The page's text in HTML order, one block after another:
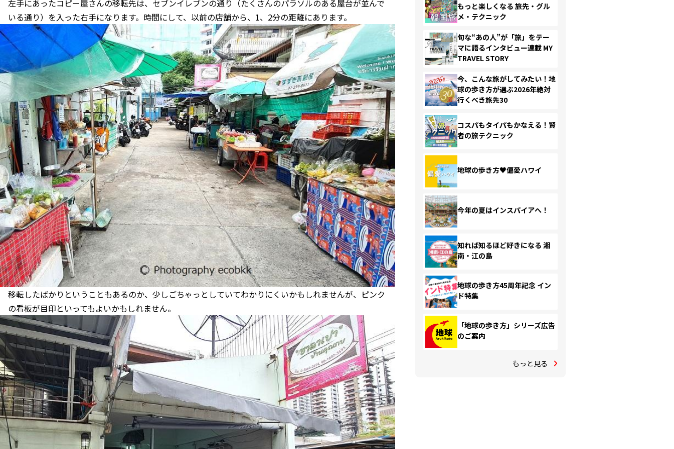
左手にあったコピー屋さんの移転先は、セブンイレブンの通り（たくさんのパラソルのある屋台が並んで
いる通り）を入った右手になります。時間にして、以前の店舗から、1、2分の距離にあります。
移転したばかりということもあるのか、少しごちゃっとしていてわかりにくいかもしれませんが、ピンク
の看板が目印といってもよいかもしれません。
もっと楽しくなる 旅先・グル
メ・テクニック
旬な“あの人”が「旅」をテー
マに語るインタビュー連載 MY
TRAVEL STORY
今、こんな旅がしてみたい！地
球の歩き方が選ぶ2026年絶対
行くべき旅先30
コスパもタイパもかなえる！賢
者の旅テクニック
地球の歩き方♥偏愛ハワイ
今年の夏はインスパイアへ！
知れば知るほど好きになる 湘
南・江の島
地球の歩き方45周年記念 イン
ド特集
「地球の歩き方」シリーズ広告
のご案内
もっと見る